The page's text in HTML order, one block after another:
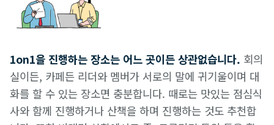
1on1을 진행하는 장소는 어느 곳이든 상관없습니다. 회의
실이든, 카페든 리더와 멤버가 서로의 말에 귀기울이며 대
화를 할 수 있는 장소면 충분합니다. 때로는 맛있는 점심식
사와 함께 진행하거나 산책을 하며 진행하는 것도 추천합